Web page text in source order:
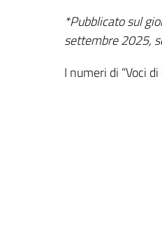
*Pubblicato sul
settembre 2025,
I numeri di “Voci